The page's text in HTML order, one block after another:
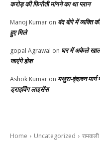
करोड़ की फिरौती मांगने का था प्लान
Manoj Kumar on बंद बोरे में
हुए मिले
gopal Agrawal on घर में अकेले
जाएंगे होश
Ashok Kumar on मथुरा-वृंदावन
ड्राइविंग लाइसेंस